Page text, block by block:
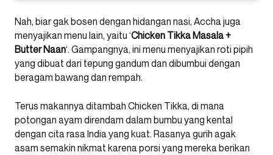
Nah, biar gak bosen dengan hidangan nasi, Accha juga
menyajikan menu lain, yaitu ‘Chicken Tikka Masala +
Butter Naan‘. Gampangnya, ini menu menyajikan roti pipih
yang dibuat dari tepung gandum dan dibumbui dengan
beragam bawang dan rempah.
Terus makannya ditambah Chicken Tikka, di mana
potongan ayam direndam dalam bumbu yang kental
dengan cita rasa India yang kuat. Rasanya gurih agak
asam semakin nikmat karena porsi yang mereka berikan